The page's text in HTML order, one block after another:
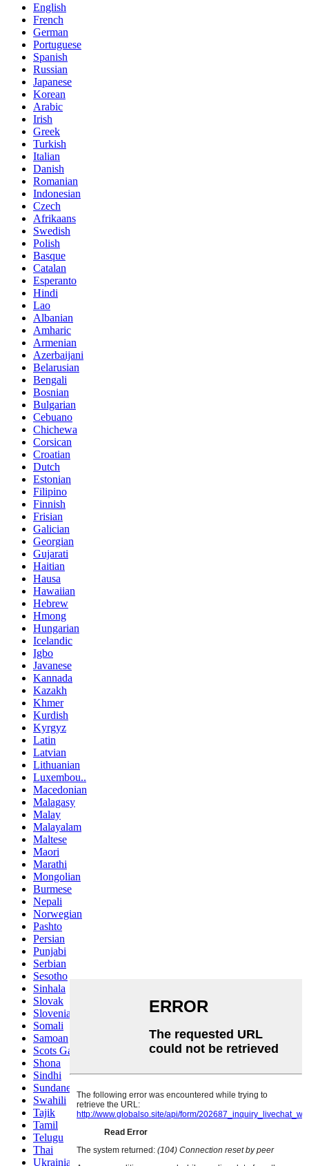
English
French
German
Portuguese
Spanish
Russian
Japanese
Korean
Arabic
Irish
Greek
Turkish
Italian
Danish
Romanian
Indonesian
Czech
Afrikaans
Swedish
Polish
Basque
Catalan
Esperanto
Hindi
Lao
Albanian
Amharic
Armenian
Azerbaijani
Belarusian
Bengali
Bosnian
Bulgarian
Cebuano
Chichewa
Corsican
Croatian
Dutch
Estonian
Filipino
Finnish
Frisian
Galician
Georgian
Gujarati
Haitian
Hausa
Hawaiian
Hebrew
Hmong
Hungarian
Icelandic
Igbo
Javanese
Kannada
Kazakh
Khmer
Kurdish
Kyrgyz
Latin
Latvian
Lithuanian
Luxembou..
Macedonian
Malagasy
Malay
Malayalam
Maltese
Maori
Marathi
Mongolian
Burmese
Nepali
Norwegian
Pashto
Persian
Punjabi
Serbian
Sesotho
Sinhala
Slovak
Slovenian
Somali
Samoan
Scots Gaelic
Shona
Sindhi
Sundanese
Swahili
Tajik
Tamil
Telugu
Thai
Ukrainian